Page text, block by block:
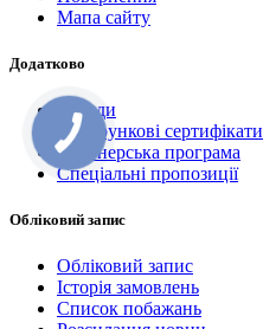
Мапа сайту
Додатково
Бренди
Подарункові сертифікати
Партнерська програма
Спеціальні пропозиції
Обліковий запис
Обліковий запис
Історія замовлень
Список побажань